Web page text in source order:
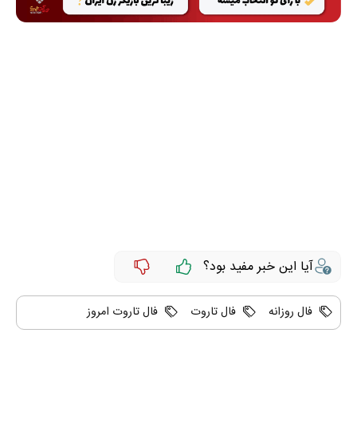
آیا این خبر مفید بود؟
فال روزانه فال تاروت فال تاروت امروز